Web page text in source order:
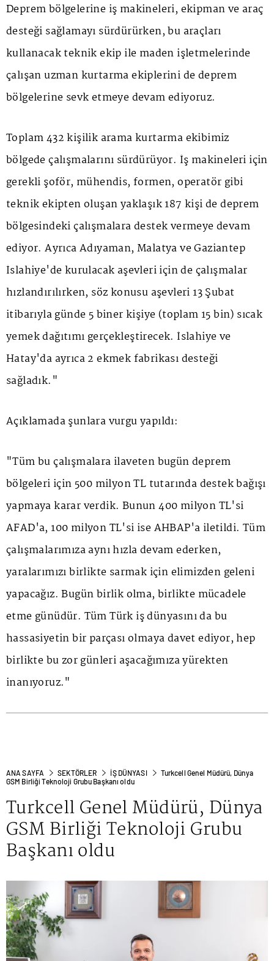
Deprem bölgelerine iş makineleri, ekipman ve araç
desteği sağlamayı sürdürürken, bu araçları
kullanacak teknik ekip ile maden işletmelerinde
çalışan uzman kurtarma ekiplerini de deprem
bölgelerine sevk etmeye devam ediyoruz.
Toplam 432 kişilik arama kurtarma ekibimiz
bölgede çalışmalarını sürdürüyor. İş makineleri için
gerekli şoför, mühendis, formen, operatör gibi
teknik ekipten oluşan yaklaşık 187 kişi de deprem
bölgesindeki çalışmalara destek vermeye devam
ediyor. Ayrıca Adıyaman, Malatya ve Gaziantep
İslahiye'de kurulacak aşevleri için de çalışmalar
hızlandırılırken, söz konusu aşevleri 13 Şubat
itibarıyla günde 5 biner kişiye (toplam 15 bin) sıcak
yemek dağıtımı gerçekleştirecek. İslahiye ve
Hatay'da ayrıca 2 ekmek fabrikası desteği
sağladık."
Açıklamada şunlara vurgu yapıldı:
"Tüm bu çalışmalara ilaveten bugün deprem
bölgeleri için 500 milyon TL tutarında destek bağışı
yapmaya karar verdik. Bunun 400 milyon TL'si
AFAD'a, 100 milyon TL'si ise AHBAP'a iletildi. Tüm
çalışmalarımıza aynı hızla devam ederken,
yaralarımızı birlikte sarmak için elimizden geleni
yapacağız. Bugün birlik olma, birlikte mücadele
etme günüdür. Tüm Türk iş dünyasını da bu
hassasiyetin bir parçası olmaya davet ediyor, hep
birlikte bu zor günleri aşacağımıza yürekten
inanıyoruz."
ANA SAYFA SEKTÖRLER İŞ DÜNYASI
Turkcell Genel Müdürü, Dünya
GSM Birliği Teknoloji Grubu Başkanı oldu
Turkcell Genel Müdürü, Dünya
GSM Birliği Teknoloji Grubu
Başkanı oldu